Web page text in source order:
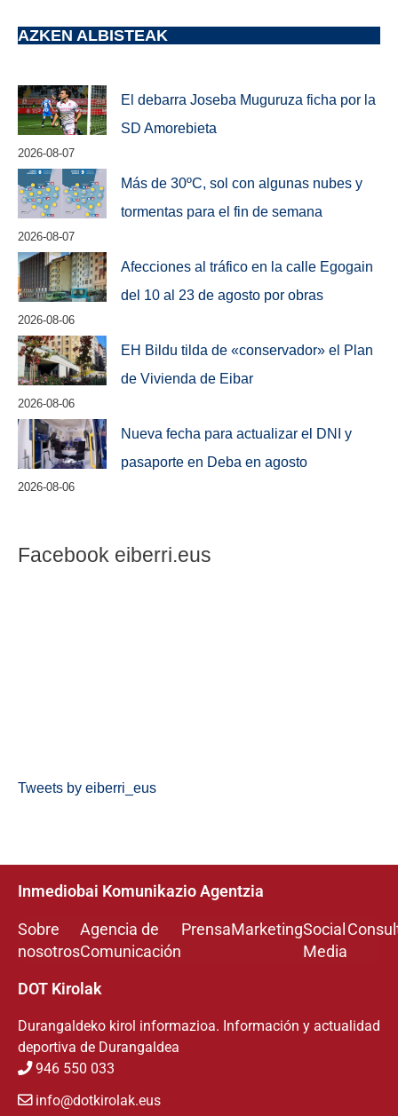
AZKEN ALBISTEAK
El debarra Joseba Muguruza ficha por la
SD Amorebieta
2026-08-07
Más de 30ºC, sol con algunas nubes y
tormentas para el fin de semana
2026-08-07
Afecciones al tráfico en la calle Egogain
del 10 al 23 de agosto por obras
2026-08-06
EH Bildu tilda de «conservador» el Plan
de Vivienda de Eibar
2026-08-06
Nueva fecha para actualizar el DNI y
pasaporte en Deba en agosto
2026-08-06
Facebook eiberri.eus
Tweets by eiberri_eus
Inmediobai Komunikazio Agentzia
Sobre
nosotros
Agencia de
Comunicación
PrensaMarketingSocial
Media
DOT Kirolak
Durangaldeko kirol informazioa. Información y actualidad
deportiva de Durangaldea
946 550 033
info@dotkirolak.eus